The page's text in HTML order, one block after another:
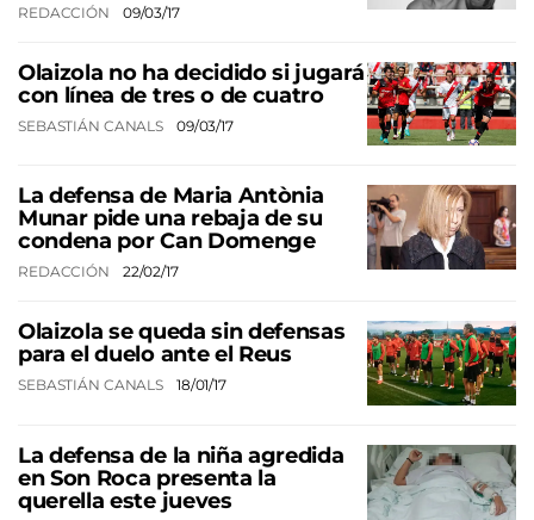
REDACCIÓN 09/03/17
Olaizola no ha decidido si jugará
con línea de tres o de cuatro
SEBASTIÁN CANALS 09/03/17
La defensa de Maria Antònia
Munar pide una rebaja de su
condena por Can Domenge
REDACCIÓN 22/02/17
Olaizola se queda sin defensas
para el duelo ante el Reus
SEBASTIÁN CANALS 18/01/17
La defensa de la niña agredida
en Son Roca presenta la
querella este jueves